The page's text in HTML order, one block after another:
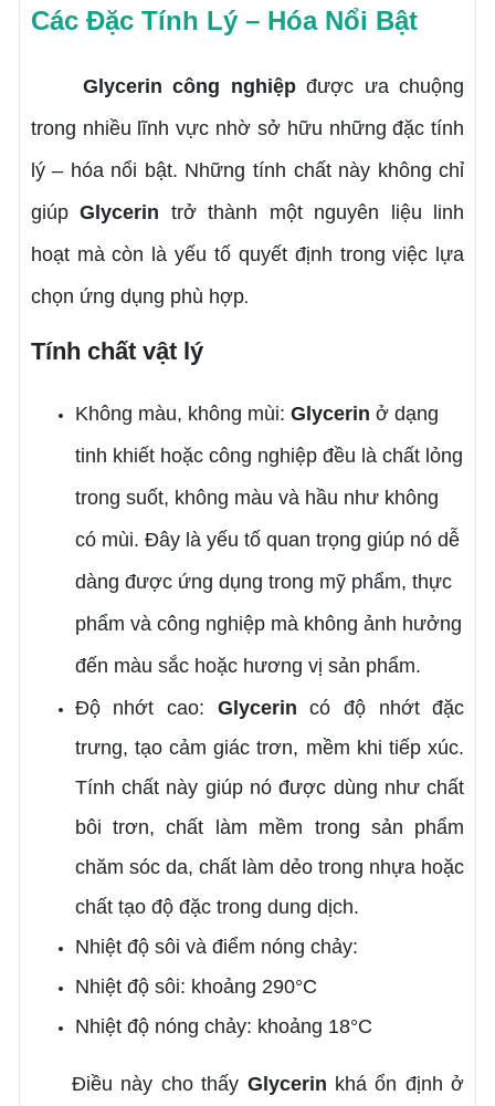
Các Đặc Tính Lý – Hóa Nổi Bật
Glycerin công nghiệpđược ưa chuộng
trong nhiều lĩnh vực nhờ sở hữu những đặc tính
lý – hóa nổi bật. Những tính chất này không chỉ
giúpGlycerin trở thành một nguyên liệu linh
hoạt mà còn là yếu tố quyết định trong việc lựa
chọn ứng dụng phù hợp.
Tính chất vật lý
Không màu, không mùi: Glycerin ở dạng
tinh khiết hoặc công nghiệp đều là chất lỏng
trong suốt, không màu và hầu như không
có mùi. Đây là yếu tố quan trọng giúp nó dễ
dàng được ứng dụng trong mỹ phẩm, thực
phẩm và công nghiệp mà không ảnh hưởng
đến màu sắc hoặc hương vị sản phẩm.
Độ nhớt cao: Glycerin có độ nhớt đặc
trưng, tạo cảm giác trơn, mềm khi tiếp xúc.
Tính chất này giúp nó được dùng như chất
bôi trơn, chất làm mềm trong sản phẩm
chăm sóc da, chất làm dẻo trong nhựa hoặc
chất tạo độ đặc trong dung dịch.
Nhiệt độ sôi và điểm nóng chảy:
Nhiệt độ sôi: khoảng 290°C
Nhiệt độ nóng chảy: khoảng 18°C
Điều này cho thấy Glycerin khá ổn định ở